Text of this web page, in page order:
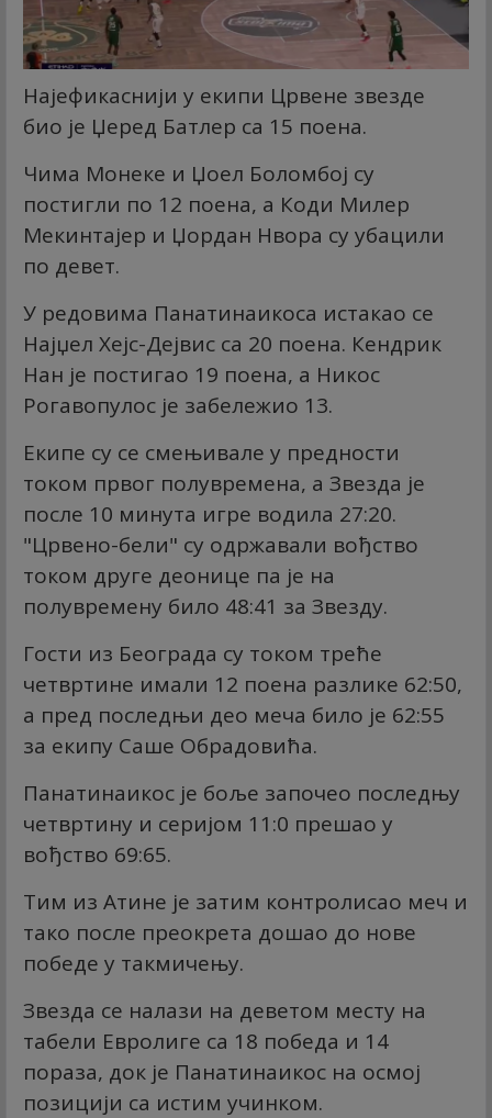
Најефикаснији у екипи Црвене звезде
био је Џеред Батлер са 15 поена.
Чима Монеке и Џоел Боломбој су
постигли по 12 поена, а Коди Милер
Мекинтајер и Џордан Нвора су убацили
по девет.
У редовима Панатинаикоса истакао се
Најџел Хејс-Дејвис са 20 поена. Кендрик
Нан је постигао 19 поена, а Никос
Рогавопулос је забележио 13.
Екипе су се смењивале у предности
током првог полувремена, а Звезда је
после 10 минута игре водила 27:20.
"Црвено-бели" су одржавали вођство
током друге деонице па је на
полувремену било 48:41 за Звезду.
Гости из Београда су током треће
четвртине имали 12 поена разлике 62:50,
а пред последњи део меча било је 62:55
за екипу Саше Обрадовића.
Панатинаикос је боље започео последњу
четвртину и серијом 11:0 прешао у
вођство 69:65.
Тим из Атине је затим контролисао меч и
тако после преокрета дошао до нове
победе у такмичењу.
Звезда се налази на деветом месту на
табели Евролиге са 18 победа и 14
пораза, док је Панатинаикос на осмој
позицији са истим учинком.